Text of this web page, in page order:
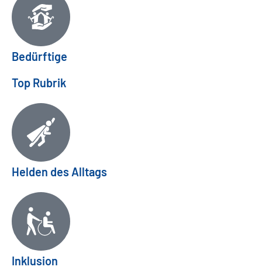
Bedürftige
Top Rubrik
Helden des Alltags
Inklusion